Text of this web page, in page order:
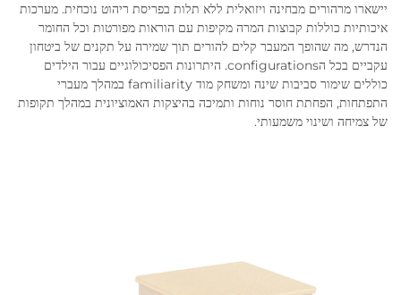
יישארו מרהורים מבחינה ויזואלית ללא תלות בפריסת ריהוט נוכחית. מערכות
איכותיות כוללות קבוצות המרה מקיפות עם הוראות מפורטות וכל החומר
הנדרש, מה שהופך המעבר קלים להורים תוך שמירה על תקנים של ביטחון
עקביים בכל הconfigurations. היתרונות הפסיכולוגיים עבור הילדים
כוללים שימור סביבות שינה ומשחק מוד familiarity במהלך מעברי
התפתחות, הפחתת חוסר נוחות ותמיכה בהיצקות האמוציונית במהלך תקופות
של צמיחה ושינוי משמעותי.